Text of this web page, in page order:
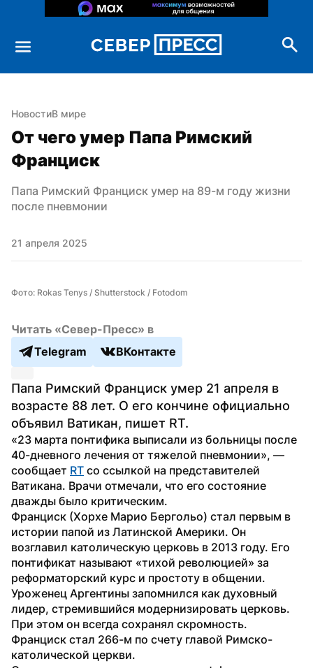
НовостиВ мире
От чего умер Папа Римский
Франциск
Папа Римский Франциск умер на 89-м году жизни
после пневмонии
21 апреля 2025
Фото: Rokas Tenys / Shutterstock / Fotodom
Читать «Север-Пресс» в
Telegram
ВКонтакте
Папа Римский Франциск умер 21 апреля в
возрасте 88 лет. О его кончине официально
объявил Ватикан, пишет RT.
«23 марта понтифика выписали из больницы после
40-дневного лечения от тяжелой пневмонии», —
сообщает RT со ссылкой на представителей
Ватикана. Врачи отмечали, что его состояние
дважды было критическим.
Франциск (Хорхе Марио Бергольо) стал первым в
истории папой из Латинской Америки. Он
возглавил католическую церковь в 2013 году. Его
понтификат называют «тихой революцией» за
реформаторский курс и простоту в общении.
Уроженец Аргентины запомнился как духовный
лидер, стремившийся модернизировать церковь.
При этом он всегда сохранял скромность.
Франциск стал 266-м по счету главой Римско-
католической церкви.